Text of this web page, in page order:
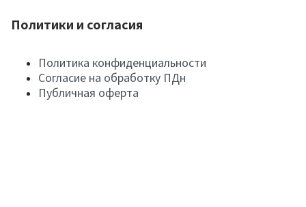
Политики и согласия
Политика конфиденциальности
Согласие на обработку ПДн
Публичная оферта